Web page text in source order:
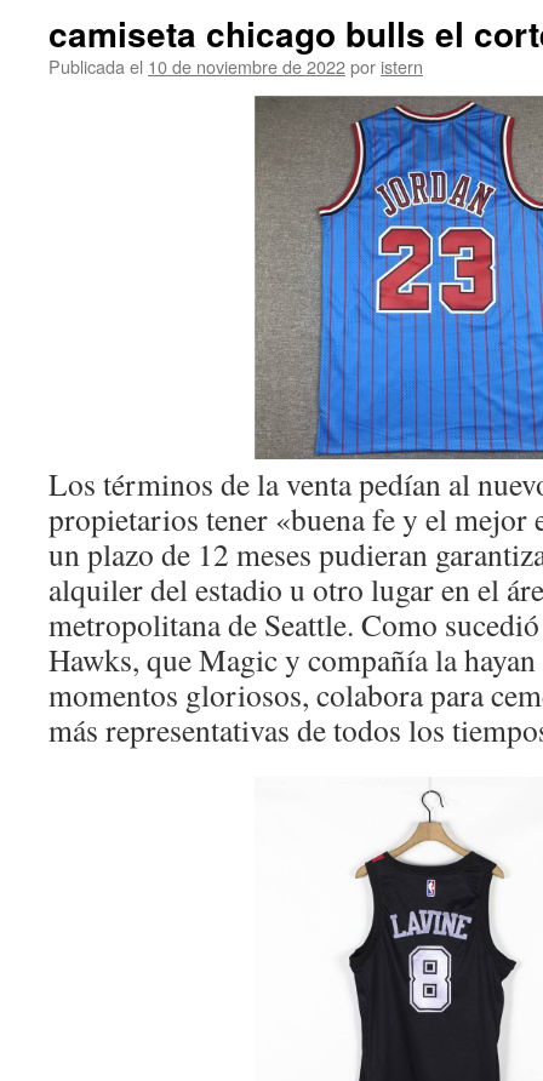
camiseta chicago bulls el
Publicada el 10 de noviembre de 2022por istern
Los términos de la venta pedían al
propietarios tener «buena fe y el mejor
un plazo de 12 meses pudieran
alquiler del estadio u otro lugar en el
metropolitana de Seattle. Como
Hawks, que Magic y compañía la
momentos gloriosos, colabora para
más representativas de todos los